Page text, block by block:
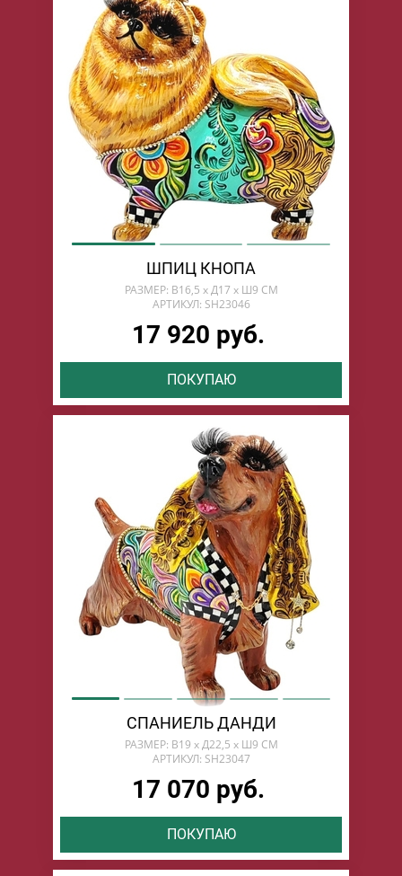
ШПИЦ КНОПА
РАЗМЕР: В16,5 х Д17 х Ш9 СМ
АРТИКУЛ: SH23046
17 920 руб.
ПОКУПАЮ
СПАНИЕЛЬ ДАНДИ
РАЗМЕР: В19 х Д22,5 х Ш9 СМ
АРТИКУЛ: SH23047
17 070 руб.
ПОКУПАЮ